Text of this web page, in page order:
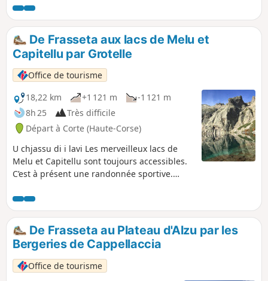
jusqu'au Cinto en passant par la Punta Artica et la Paglia
Orba. Un grand panneau et le balisage Rouge nous
indiquent le chemin à suivre.
De Frasseta aux lacs de Melu et
Capitellu par Grotelle
Office de tourisme
18,22 km
+1 121 m
-1 121 m
8h 25
Très difficile
Départ à Corte (Haute-Corse)
U chjassu di i lavi Les merveilleux lacs de
Melu et Capitellu sont toujours accessibles.
C’est à présent une randonnée sportive.
récompensés ! L'ancien départ de cette
randonnée, depuis les bergeries de Grotelle,
ne peut plus être accessible avec un
véhicule suite aux importants dégâts
occasionnés par les tempêtes Ciaran et
Domingos. Son départ se situe maintenant
au pont de Frasseta.
De Frasseta au Plateau d'Alzu par les
Bergeries de Cappellaccia
Office de tourisme